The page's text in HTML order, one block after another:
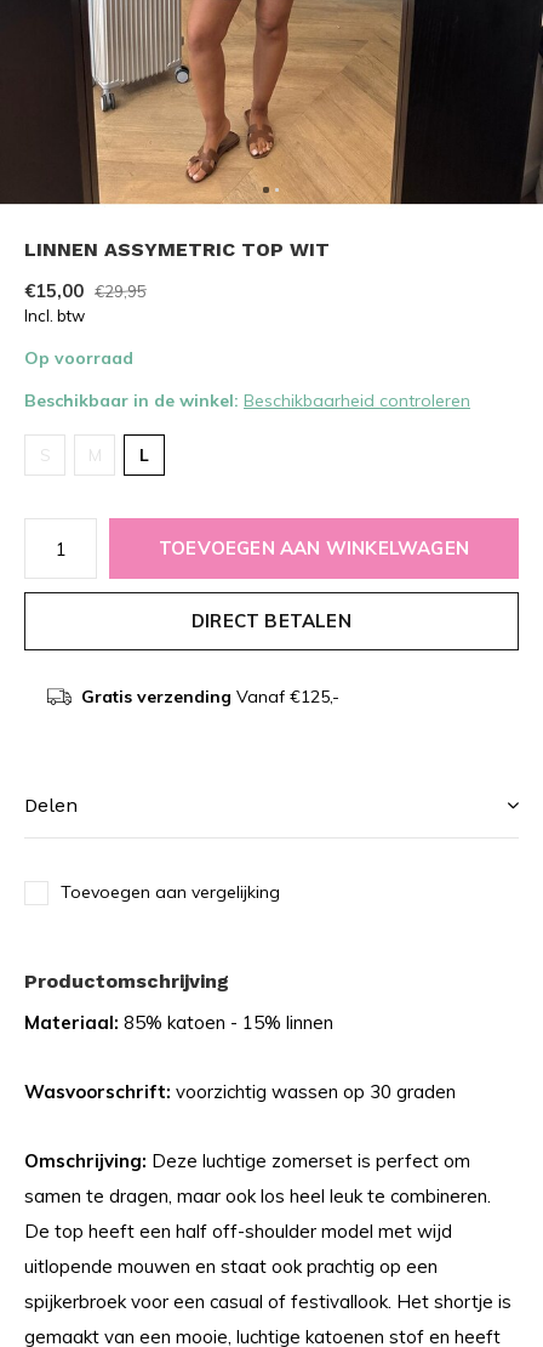
LINNEN ASSYMETRIC TOP WIT
€15,00 €29,95
Incl. btw
Op voorraad
Beschikbaar in de winkel: Beschikbaarheid controleren
S M L
TOEVOEGEN AAN WINKELWAGEN
DIRECT BETALEN
Gratis verzending Vanaf €125,-
Delen
Toevoegen aan vergelijking
Productomschrijving
Materiaal: 85% katoen - 15% linnen
Wasvoorschrift: voorzichtig wassen op 30 graden
Omschrijving: Deze luchtige zomerset is perfect om
samen te dragen, maar ook los heel leuk te combineren.
De top heeft een half off-shoulder model met wijd
uitlopende mouwen en staat ook prachtig op een
spijkerbroek voor een casual of festivallook. Het shortje is
gemaakt van een mooie, luchtige katoenen stof en heeft